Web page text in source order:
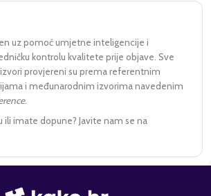
uz pomoć umjetne inteligencije i
kontrolu kvalitete prije objave. Sve
provjereni su prema referentnim
i međunarodnim izvorima navedenim
.
ili imate dopune? Javite nam se na